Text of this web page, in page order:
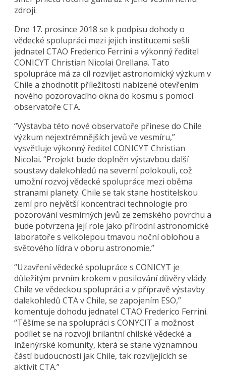
zdroji.
Dne 17. prosince 2018 se k podpisu dohody o
vědecké spolupráci mezi jejich institucemi sešli
jednatel CTAO Frederico Ferrini a výkonný ředitel
CONICYT Christian Nicolai Orellana. Tato
spolupráce má za cíl rozvíjet astronomický výzkum v
Chile a zhodnotit příležitosti nabízené otevřením
nového pozorovacího okna do kosmu s pomocí
observatoře CTA.
“Výstavba této nové observatoře přinese do Chile
výzkum nejextrémnějších jevů ve vesmíru,”
vysvětluje výkonný ředitel CONICYT Christian
Nicolai. “Projekt bude doplněn výstavbou další
soustavy dalekohledů na severní polokouli, což
umožní rozvoj vědecké spolupráce mezi oběma
stranami planety. Chile se tak stane hostitelskou
zemí pro největší koncentraci technologie pro
pozorování vesmírných jevů ze zemského povrchu a
bude potvrzena její role jako přírodní astronomické
laboratoře s velkolepou tmavou noční oblohou a
světového lídra v oboru astronomie.”
“Uzavření vědecké spolupráce s CONICYT je
důležitým prvním krokem v posilování důvěry vlády
Chile ve vědeckou spolupráci a v přípravě výstavby
dalekohledů CTA v Chile, se zapojením ESO,”
komentuje dohodu jednatel CTAO Frederico Ferrini.
“Těšíme se na spolupráci s CONYCIT a možnost
podílet se na rozvoji brilantní chilské vědecké a
inženýrské komunity, která se stane významnou
částí budoucnosti jak Chile, tak rozvíjejících se
aktivit CTA.”